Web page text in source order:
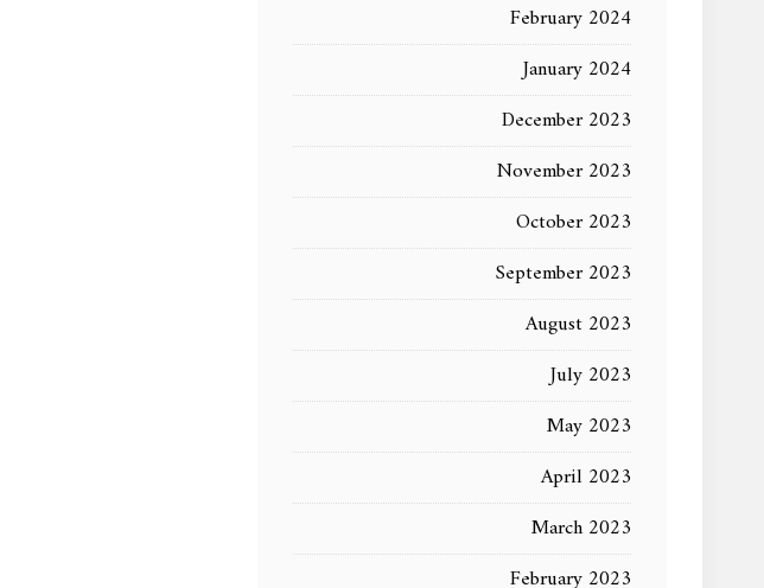
February 2024
January 2024
December 2023
November 2023
October 2023
September 2023
August 2023
July 2023
May 2023
April 2023
March 2023
February 2023